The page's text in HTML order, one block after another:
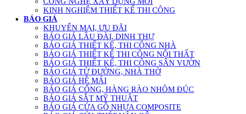
KINH NGHIỆM THIẾT KẾ THI CÔNG
BÁO GIÁ
KHUYẾN MẠI, ƯU ĐÃI
BÁO GIÁ LÂU ĐÀI, DINH THỰ
BÁO GIÁ THIẾT KẾ, THI CÔNG NHÀ
BÁO GIÁ THIẾT KẾ THI CÔNG NỘI THẤT
BÁO GIÁ THIẾT KẾ, THI CÔNG SÂN VƯỜN
BÁO GIÁ TỪ ĐƯỜNG, NHÀ THỜ
BÁO GIÁ HỆ MÁI
BÁO GIÁ CỔNG, HÀNG RÀO NHÔM ĐÚC
BÁO GIÁ SẮT MỸ THUẬT
BÁO GIÁ CỬA GỖ NHỰA COMPOSITE